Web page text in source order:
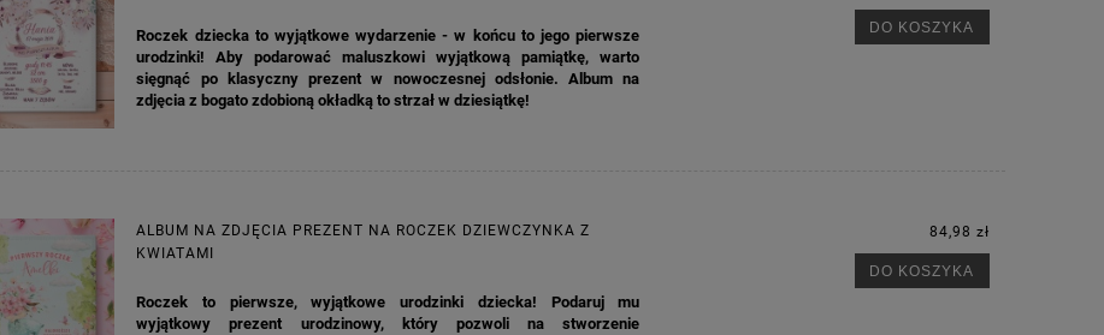
Cena regularna:
Najniższa cena:
3,00 zł
DO KOSZYKA
Najniższa cena:7,30 zł
DO KOSZYKA
Roczek dziecka to wyjątkowe wydarzenie - w końcu to jego pierwsze
urodzinki! Aby podarować maluszkowi wyjątkową pamiątkę, warto
sięgnąć po klasyczny prezent w nowoczesnej odsłonie. Album na
zdjęcia z bogato zdobioną okładką to strzał w dziesiątkę!
DO KOSZYKA
ALBUM NA ZDJĘCIA PREZENT NA ROCZEK DZIEWCZYNKA Z
KWIATAMI
Roczek to pierwsze, wyjątkowe urodzinki dziecka! Podaruj mu
wyjątkowy prezent urodzinowy, który pozwoli na stworzenie
84,98 zł
DO KOSZYKA